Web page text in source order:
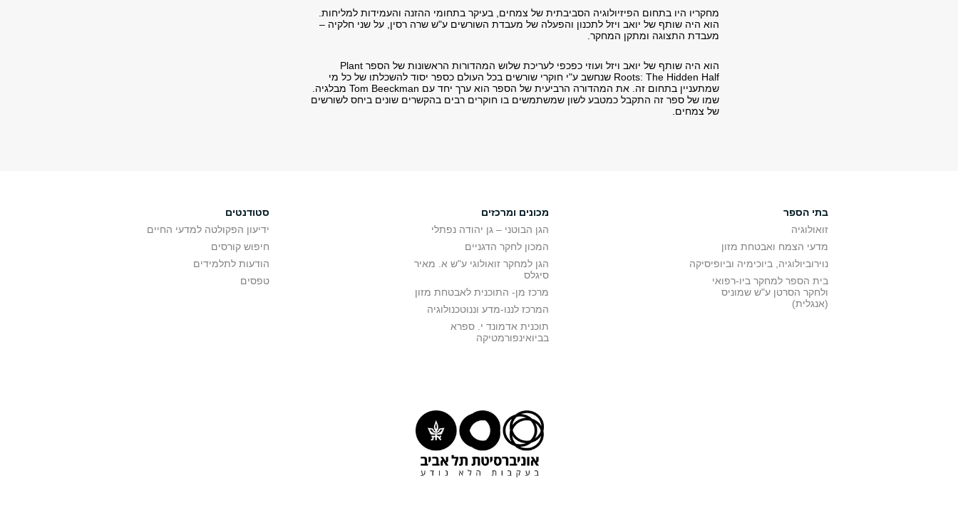
מחקריו היו בתחום הפיזיולוגיה הסביבתית של צמחים, בעיקר בתחומי ההזנה והעמידות למליחות.
הוא היה שותף של יואב ויזל לתכנון והפעלה של מעבדת השורשים ע"ש שרה רסין, על שני חלקיה –
מעבדת התצוגה ומתקן המחקר.
הוא היה שותף של יואב ויזל ועוזי כפכפי לעריכת שלוש המהדורות הראשונות של הספר Plant
Roots: The Hidden Half שנחשב ע"י חוקרי שורשים בכל העולם כספר יסוד להשכלתו של כל מי
שמתעניין בתחום זה. את המהדורה הרביעית של הספר הוא ערך יחד עם Tom Beeckman מבלגיה.
שמו של ספר זה התקבל כמטבע לשון שמשתמשים בו חוקרים רבים בהקשרים שונים ביחס לשורשים
של צמחים.
בתי הספר
זואולוגיה
מדעי הצמח ואבטחת מזון
נוירוביולוגיה, ביוכימיה וביופיסיקה
בית הספר למחקר ביו-רפואי
ולחקר הסרטן ע"ש שמוניס
(אנגלית)
מכונים ומרכזים
הגן הבוטני – גן יהודה נפתלי
המכון לחקר הדגניים
הגן למחקר זואולוגי ע"ש א. מאיר
סיגלס
מרכז מן- התוכנית לאבטחת מזון
המרכז לננו-מדע וננוטכנולוגיה
תוכנית אדמונד י. ספרא
בביואינפורמטיקה
סטודנטים
ידיעון הפקולטה למדעי החיים
חיפוש קורסים
הודעות לתלמידים
טפסים